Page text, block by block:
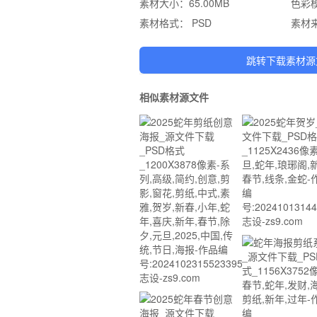
素材大小：65.00MB
色彩
素材格式：
PSD 素材
跳转下载素材
相似素材源文件